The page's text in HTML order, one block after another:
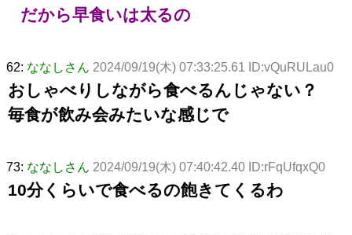
だから早食いは太るの
62: ななしさん 2024/09/19(木) 07:33:25.61 ID:vQuRULau0
おしゃべりしながら食べるんじゃない？
毎食が飲み会みたいな感じで
73: ななしさん 2024/09/19(木) 07:40:42.40 ID:rFqUfqxQ0
10分くらいで食べるの飽きてくるわ